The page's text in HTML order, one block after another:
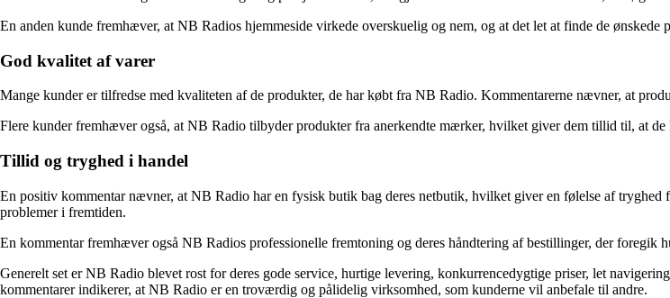
En anden kunde fremhæver, at NB Radios hjemmeside virkede overskuelig og nem, og at det let at finde de ønskede
God kvalitet af varer
Mange kunder er tilfredse med kvaliteten af de produkter, de har købt fra NB Radio. Kommentarerne nævner, at
Flere kunder fremhæver også, at NB Radio tilbyder produkter fra anerkendte mærker, hvilket giver dem tillid til, at
Tillid og tryghed i handel
En positiv kommentar nævner, at NB Radio har en fysisk butik bag deres netbutik, hvilket giver en følelse af
problemer i fremtiden.
En kommentar fremhæver også NB Radios professionelle fremtoning og deres håndtering af bestillinger, der foregik
Generelt set er NB Radio blevet rost for deres gode service, hurtige levering, konkurrencedygtige priser, let
kommentarer indikerer, at NB Radio er en troværdig og pålidelig virksomhed, som kunderne vil anbefale til andre.